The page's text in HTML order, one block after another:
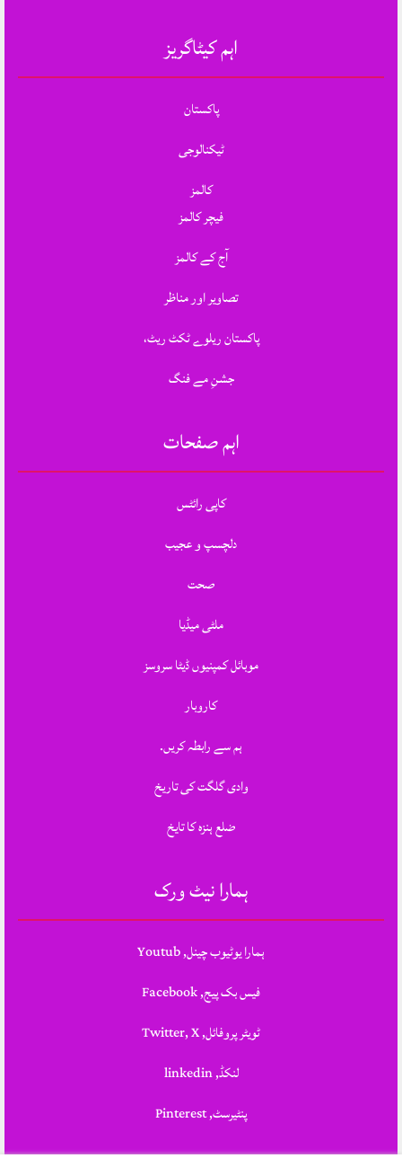
اہم کیٹاگریز
پاکستان
ٹیکنالوجی
کالمز
فیچر کالمز
آج کے کالمز
تصاویر اور مناظر
پاکستان ریلوے ٹکٹ ریٹ،
جشنِ مے فنگ
اہم صفحات
کاپی رائٹس
دلچسپ و عجیب
صحت
ملٹی میڈیا
موبائل کمپنیوں ڈیٹا سروسز
کاروبار
ہم سے رابطہ کریں.
وادی گلگت کی تاریخ
ضلع ہنزہ کا تایخ
ہمارا نیٹ ورک
ہمارا یوٹیوب چینل, Youtub
فیس بک پیج, Facebook
ٹویٹر پروفائل, Twitter, X
لنکڈ, linkedin
پنٹیرسٹ, Pinterest